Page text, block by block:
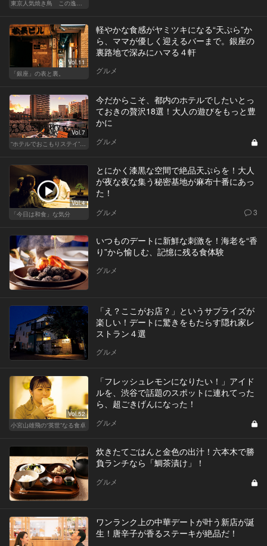
Vol.11
「銀座」の表と裏。
軽やかな食感がヤミツキになる“天ぷら”か
ら、ママが優しく迎えるバーまで。銀座の
裏路地で深みにハマる４軒
グルメ
Vol.7
今だからこそ、都内のホテルでしたいとっ
ておきの贅沢18選！大人の遊びをもっと豊
かに
グルメ
Vol.4
「今日は和食」な気分
とにかく漆黒な空間で絶品天ぷらを！大人
が夜な夜な集う秘密基地が麻布十番にあっ
た！
グルメ 3
いつものデートに新鮮な刺激を！海老を“香
り”から愉しむ、記憶に残る食体験
グルメ
「え？ここがお店？」というサプライズが
楽しい！デートに驚きをもたらす隠れ家レ
ストラン４選
グルメ
Vol.52
小宮山雄飛の“英世”なる食卓
「フレッシュレモンになりたい！」アイド
ルを、渋谷で話題のスポットに連れてった
ら、超ごきげんになった！
グルメ
炊きたてごはんと金色の出汁！六本木で勝
負ランチなら「鯛茶漬け」！
グルメ
ワンランク上の中華デートが叶う新店が誕
生！唐辛子が香るステーキが絶品だ！